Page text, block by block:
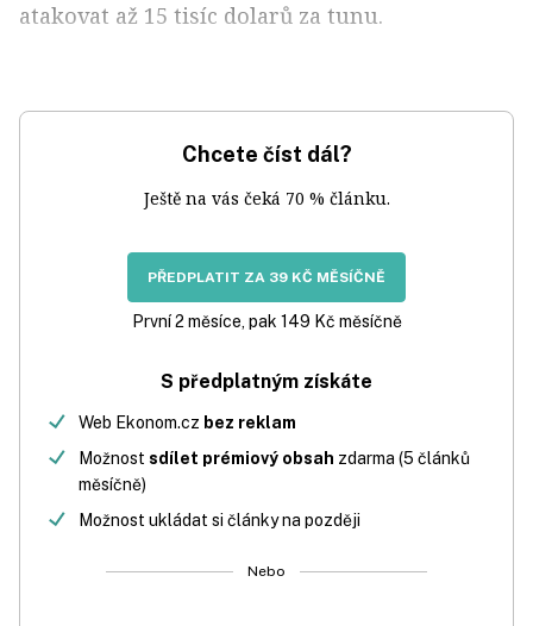
atakovat až 15 tisíc dolarů za tunu.
Chcete číst dál?
Ještě na vás čeká 70 % článku.
PŘEDPLATIT ZA 39 KČ MĚSÍČNĚ
První 2 měsíce, pak 149 Kč měsíčně
S předplatným získáte
Web Ekonom.cz bez reklam
Možnost sdílet prémiový obsah zdarma (5 článků
měsíčně)
Možnost ukládat si články na později
Nebo